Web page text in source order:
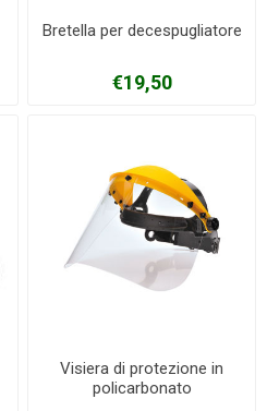
Bretella per decespugliatore
€19,50
Visiera di protezione in
policarbonato